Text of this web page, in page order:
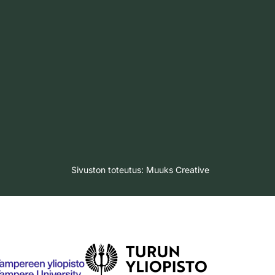
Sivuston toteutus: Muuks Creative